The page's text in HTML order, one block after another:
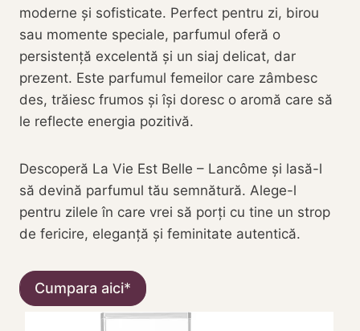
moderne și sofisticate. Perfect pentru zi, birou
sau momente speciale, parfumul oferă o
persistență excelentă și un siaj delicat, dar
prezent. Este parfumul femeilor care zâmbesc
des, trăiesc frumos și își doresc o aromă care să
le reflecte energia pozitivă.
Descoperă La Vie Est Belle – Lancôme și lasă-l
să devină parfumul tău semnătură. Alege-l
pentru zilele în care vrei să porți cu tine un strop
de fericire, eleganță și feminitate autentică.
Cumpara aici